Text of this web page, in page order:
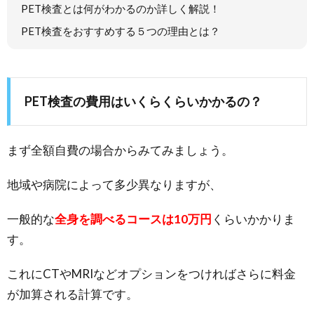
PET検査とは何がわかるのか詳しく解説！
PET検査をおすすめする５つの理由とは？
PET検査の費用はいくらくらいかかるの？
まず全額自費の場合からみてみましょう。
地域や病院によって多少異なりますが、
一般的な全身を調べるコースは10万円 くらいかかりま
す。
これにCTやMRIなどオプションをつければさらに料金
が加算される計算です。